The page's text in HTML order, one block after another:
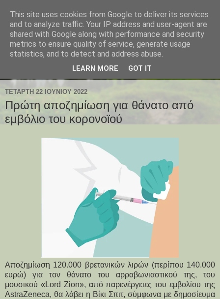
ΤΕΤΆΡΤΗ 22 ΙΟΥΝΊΟΥ 2022
Πρώτη αποζημίωση για θάνατο από
εμβόλιο του κορονοϊού
Αποζημίωση 120.000 βρετανικών λιρών (περίπου 140.000
ευρώ) για τον θάνατο του αρραβωνιαστικού της, του
μουσικού «Lord Zion», από παρενέργειες του εμβολίου της
AstraZeneca, θα λάβει η Βίκι Σπιτ, σύμφωνα με δημοσίευμα
This site uses cookies from Google to deliver its services
and to analyze traffic. Your IP address and user-agent are
shared with Google along with performance and security
metrics to ensure quality of service, generate usage
statistics, and to detect and address abuse.
LEARN MORE GOT IT